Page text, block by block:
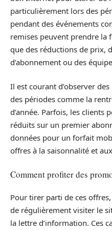
particulièrement lors des
pendant des événements
remises peuvent prendre la
que des réductions de prix,
d’abonnement ou des
Il est courant d’observer
des périodes comme la
d’année. Parfois, les clients
réduits sur un premier
données pour un forfait
offres à la saisonnalité et
Comment profiter des
Pour tirer parti de ces
de régulièrement visiter le
la lettre d’information. Ces